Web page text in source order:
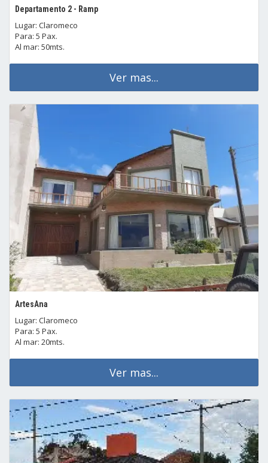
Departamento 2 - Ramp
Lugar: Claromeco
Para: 5 Pax.
Al mar: 50mts.
Ver mas...
ArtesAna
Lugar: Claromeco
Para: 5 Pax.
Al mar: 20mts.
Ver mas...